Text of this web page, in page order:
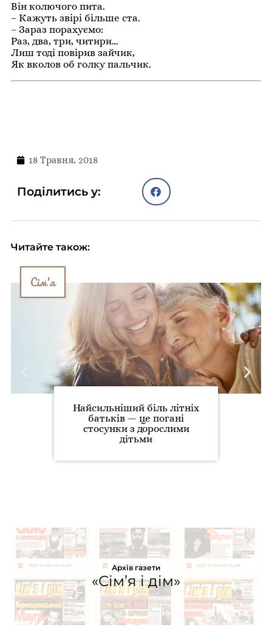
Він колючого пита.
– Кажуть звірі більше ста.
– Зараз порахуємо:
Раз, два, три, читири…
Лиш тоді повірив зайчик,
Як вколов об голку пальчик.
18 Травня, 2018
Поділитись у:
Читайте також:
Сім'я
Найсильніший біль літніх
батьків — це погані
стосунки з дорослими
дітьми
Архів газети
«Сім’я і дім»